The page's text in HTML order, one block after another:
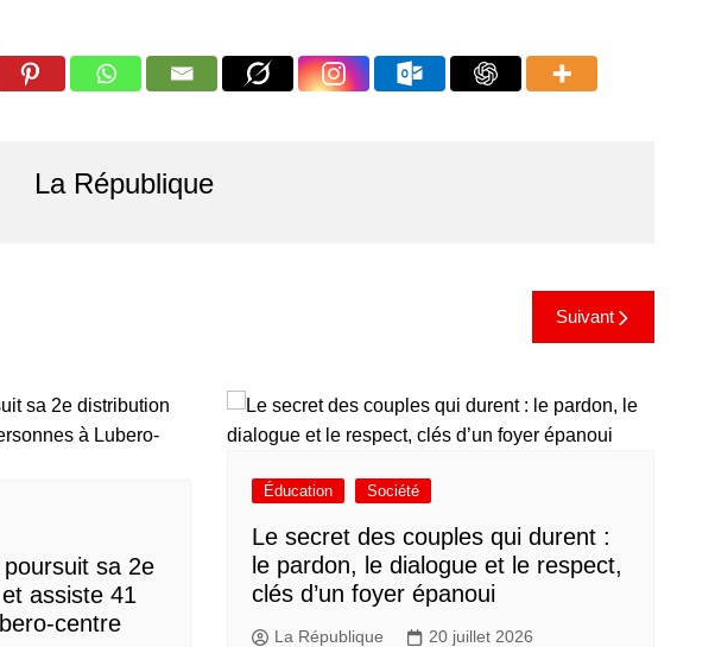
La République
Suivant
sa 2e
assiste 41
centre
Éducation Société
Le secret des couples qui durent :
le pardon, le dialogue et le respect,
clés d’un foyer épanoui
La République 20 juillet 2026